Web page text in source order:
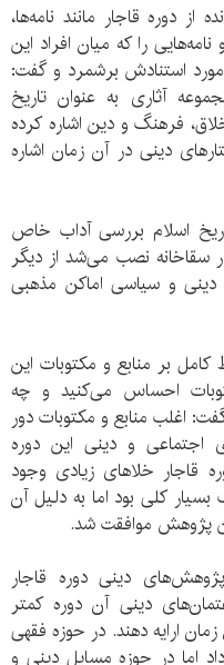
از دوره قاجار مانند نامه‌ها،
را که میان افراد این
استنادش برشمرد و گفت:
آثاری به عنوان تاریخ
فرهنگ و دین اشاره کرده
دینی در آن زمان اشاره
اسلام بررسی آداب خاص
سقاخانه نصب می‌شد از دیگر
دینی و سیاسی اماکن مذهبی
بر منابع و مکتوبات این
احساس می‌کنید و چه
اغلب منابع و مکتوبات دور
اجتماعی و دینی‌ این دوره
قاجار خلاهای زیادی وجود
کلی بود اما به دلیل آن
پژوهش موافقت شد.
دینی دوره قاجار
دینی آن دوره کمتر
ارایه دهند. در حوزه فقهی
اما در حوزه مسایل دینی و